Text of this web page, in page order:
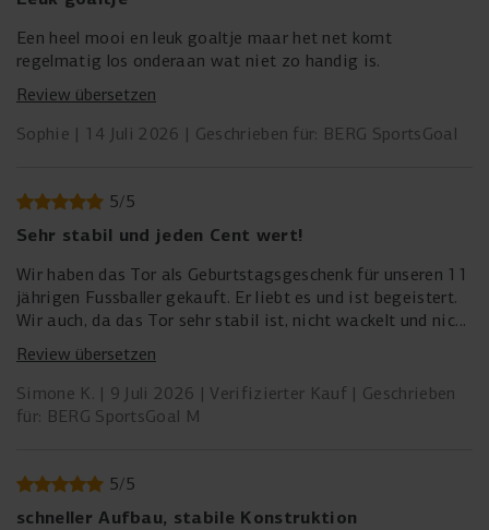
Een heel mooi en leuk goaltje maar het net komt
regelmatig los onderaan wat niet zo handig is.
Review übersetzen
Sophie
14 Juli 2026 Geschrieben für: BERG SportsGoal
5/5
Sehr stabil und jeden Cent wert!
Wir haben das Tor als Geburtstagsgeschenk für unseren 11
jährigen Fussballer gekauft. Er liebt es und ist begeistert.
Wir auch, da das Tor sehr stabil ist, nicht wackelt und nicht
klappert.
Review übersetzen
Simone K.
9 Juli 2026 Verifizierter Kauf
Geschrieben
für: BERG SportsGoal M
5/5
schneller Aufbau, stabile Konstruktion